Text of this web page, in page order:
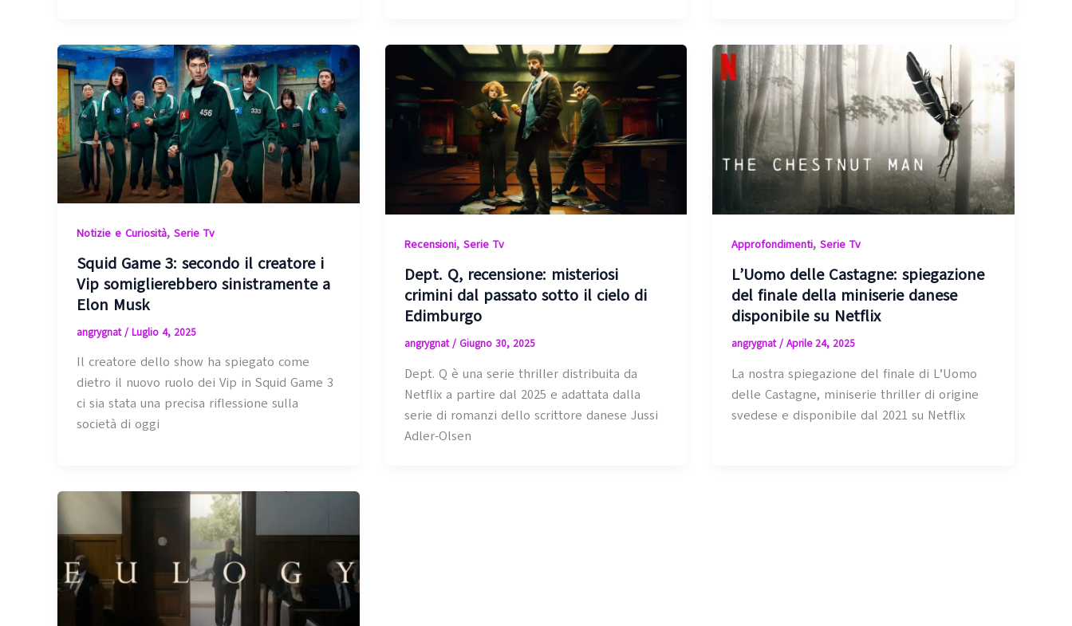
Notizie e Curiosità, Serie Tv
Squid Game 3: secondo il creatore i
Vip somiglierebbero sinistramente a
Elon Musk
angrygnat/ Luglio 4, 2025
Il creatore dello show ha spiegato come
dietro il nuovo ruolo dei Vip in Squid Game 3
ci sia stata una precisa riflessione sulla
società di oggi
Recensioni, Serie Tv
Dept. Q, recensione: misteriosi
crimini dal passato sotto il cielo di
Edimburgo
angrygnat/ Giugno 30, 2025
Dept. Q è una serie thriller distribuita da
Netflix a partire dal 2025 e adattata dalla
serie di romanzi dello scrittore danese Jussi
Adler-Olsen
Approfondimenti,Serie Tv
L’Uomo delle Castagne: spiegazione
del finale della miniserie danese
disponibile su Netflix
angrygnat/Aprile 24, 2025
La nostra spiegazione del finale di L’Uomo
delle Castagne, miniserie thriller di origine
svedese e disponibile dal 2021 su Netflix